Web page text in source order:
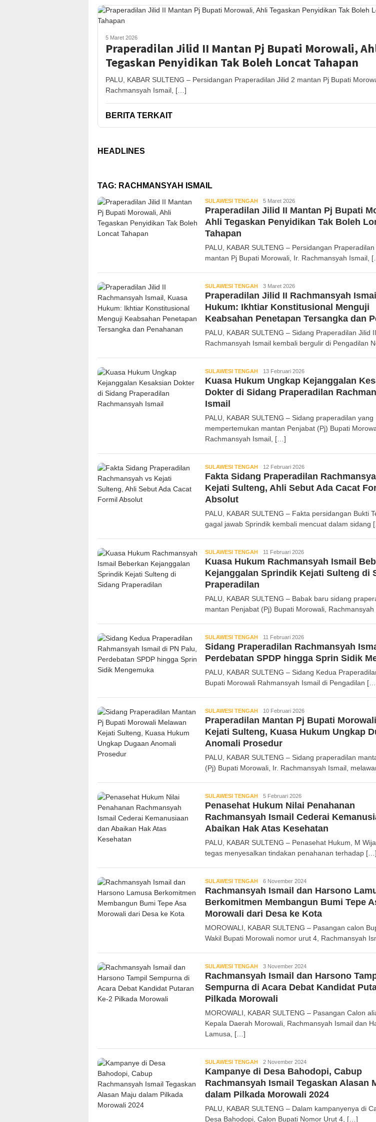
5 Maret 2026
Praperadilan Jilid II Mantan Pj Bupati Morowali,
Tegaskan Penyidikan Tak Boleh Loncat Tahapan
PALU, KABAR SULTENG – Persidangan Praperadilan Jilid 2 mantan Pj Bupati
Rachmansyah Ismail, […]
BERITA TERKAIT
HEADLINES
TAG: RACHMANSYAH ISMAIL
SULAWESI TENGAH Kabar
Sulteng
5 Maret 2026
Praperadilan Jilid II Mantan Pj Bupati
Ahli Tegaskan Penyidikan Tak Boleh
Tahapan
PALU, KABAR SULTENG – Persidangan Praperadilan
mantan Pj Bupati Morowali, Ir. Rachmansyah Ismail,
SULAWESI TENGAH Kabar
Sulteng
3 Maret 2026
Praperadilan Jilid II Rachmansyah
Hukum: Ikhtiar Konstitusional Menguji
Keabsahan Penetapan Tersangka dan
PALU, KABAR SULTENG – Sidang Praperadilan Jilid II
Rachmansyah Ismail kembali bergulir di Pengadilan
SULAWESI TENGAH Kabar
Sulteng
13 Februari 2026
Kuasa Hukum Ungkap Kejanggalan
Dokter di Sidang Praperadilan
Ismail
PALU, KABAR SULTENG – Sidang praperadilan yang
mempertemukan mantan Penjabat (Pj) Bupati
Rachmansyah Ismail, […]
SULAWESI TENGAH Kabar
Sulteng
12 Februari 2026
Fakta Sidang Praperadilan
Kejati Sulteng, Ahli Sebut Ada Cacat
Absolut
PALU, KABAR SULTENG – Fakta persidangan Bukti
gagal jawab Sprindik kembali mencuat dalam sidang
SULAWESI TENGAH Kabar
Sulteng
11 Februari 2026
Kuasa Hukum Rachmansyah Ismail
Kejanggalan Sprindik Kejati Sulteng di
Praperadilan
PALU, KABAR SULTENG – Babak baru sidang
mantan Penjabat (Pj) Bupati Morowali,
SULAWESI TENGAH Kabar
Sulteng
11 Februari 2026
Sidang Praperadilan Rachmansyah
Perdebatan SPDP hingga Sprin Sidik
PALU, KABAR SULTENG – Sidang Kedua
Bupati Morowali Rahmansyah Ismail di Pengadilan
SULAWESI TENGAH Kabar
Sulteng
10 Februari 2026
Praperadilan Mantan Pj Bupati
Kejati Sulteng, Kuasa Hukum Ungkap
Anomali Prosedur
PALU, KABAR SULTENG – Sidang praperadilan
(Pj) Bupati Morowali, Ir. Rachmansyah Ismail,
SULAWESI TENGAH Kabar
Sulteng
5 Februari 2026
Penasehat Hukum Nilai Penahanan
Rachmansyah Ismail Cederai
Abaikan Hak Atas Kesehatan
PALU, KABAR SULTENG – Penasehat Hukum, M
tegas menyesalkan tindakan penahanan terhadap […]
SULAWESI TENGAH Kabar
Sulteng
6 November 2024
Rachmansyah Ismail dan Harsono
Berkomitmen Membangun Bumi Tepe
Morowali dari Desa ke Kota
MOROWALI, KABAR SULTENG – Pasangan calon
Wakil Bupati Morowali nomor urut 4, Rachmansyah
SULAWESI TENGAH Kabar
Sulteng
3 November 2024
Rachmansyah Ismail dan Harsono
Sempurna di Acara Debat Kandidat
Pilkada Morowali
MOROWALI, KABAR SULTENG – Pasangan Calon
Kepala Daerah Morowali, Rachmansyah Ismail dan
Lamusa, […]
SULAWESI TENGAH Kabar
Sulteng
2 November 2024
Kampanye di Desa Bahodopi, Cabup
Rachmansyah Ismail Tegaskan Alasan
dalam Pilkada Morowali 2024
PALU, KABAR SULTENG – Dalam kampanyenya di
Desa Bahodopi, Calon Bupati Nomor Urut 4, […]